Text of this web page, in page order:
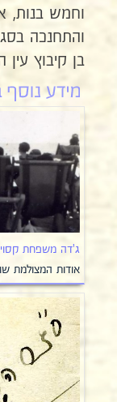
וחמש בנות,
והתחנכה
בן קיבוץ
ג'דה משפחת
אודות המצולמת